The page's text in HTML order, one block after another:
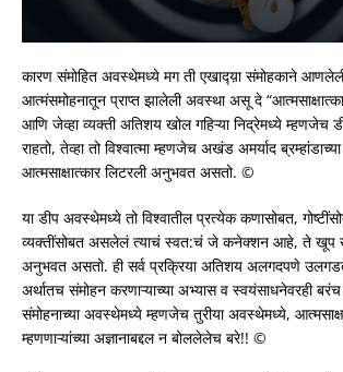
कारण संमोहित अवस्थेमध्ये मग ती एखाद्य़ा संमोहकाने
आत्मंसमोहनातून प्राप्त झालेली अवस्था असू दे
आणि जेव्हा व्यक्ती अतिशय खोल गहिऱ्या निद्रेमध्ये म्हणजेच
राहतो, तेव्हा तो विश्वात्मा म्हणजेच अखंड अमर्याद ब्रम्हांडाच्या
आत्मसाक्षात्कार लिटरली अनुभवत असतो. ©
या डीप अवस्थेमध्ये तो विश्वातील प्रत्येक कणासोबत,
व्यक्तींसोबत असलेलं त्याचं स्वत:चं जे कनेक्शन आहे, ते खूप
अनुभवत असतो. ही सर्व प्रक्रिया अतिशय अलगदपणे
अर्थातच संमोहन करणाऱ्याच्या अभ्यास व स्वयंसाधनेवरही
संमोहनाच्या अवस्थेमध्ये म्हणजेच तुरीया अवस्थेमध्ये,
म्हणणाऱ्यांच्या अज्ञानाबद्दल न बोललेलेच बरे!! ©